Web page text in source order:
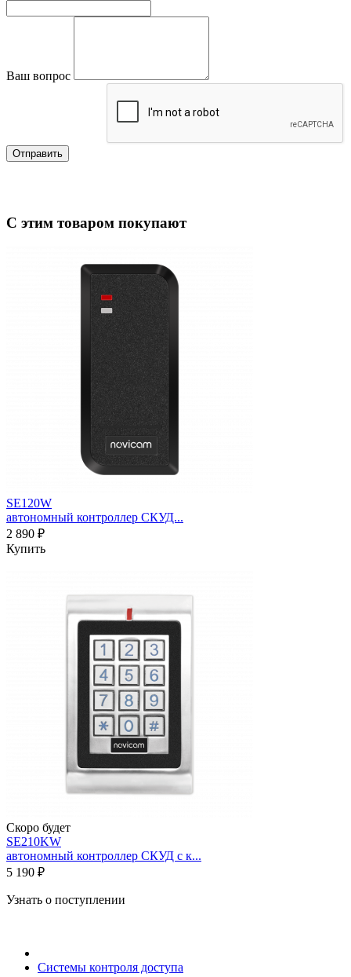
Ваш вопрос
Отправить
С этим товаром покупают
SE120W
автономный контроллер СКУД...
2 890 ₽
Купить
Скоро будет
SE210KW
автономный контроллер СКУД с к...
5 190 ₽
Узнать о поступлении
Системы контроля доступа